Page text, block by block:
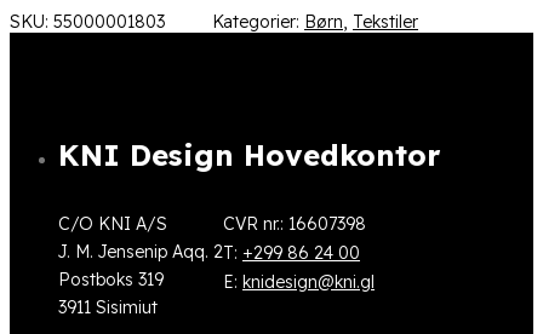
SKU: 55000001803 Kategorier: Børn Tekstiler
KNI Design Hovedkontor
C/O KNI A/S
J. M. Jensenip Aqq. 2
Postboks 319
3911 Sisimiut
CVR nr.: 16607398
T: +299 86 24 00
E: knidesign@kni.gl